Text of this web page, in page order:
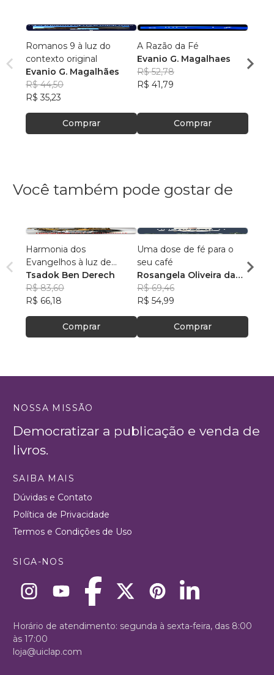
Romanos 9 à luz do
contexto original
Evanio G. Magalhães
R$ 44,50
R$ 35,23
Comprar
A Razão da Fé
Evanio G. Magalhaes
R$ 52,78
R$ 41,79
Comprar
Você também pode gostar de
Harmonia dos
Evangelhos à luz de
manuscritos aramaicos e
da cultura judaica
Tsadok Ben Derech
R$ 83,60
R$ 66,18
Comprar
Uma dose de fé para o
seu café
Rosangela Oliveira da
Silva
R$ 69,46
R$ 54,99
Comprar
R$
NOSSA MISSÃO
Democratizar a publicação e venda de
livros.
SAIBA MAIS
Dúvidas e Contato
Política de Privacidade
Termos e Condições de Uso
SIGA-NOS
Horário de atendimento: segunda à sexta-feira, das 8:00
às 17:00
loja@uiclap.com